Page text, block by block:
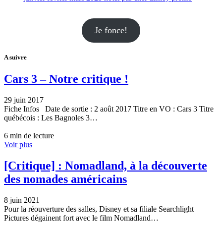
Je fonce!
A suivre
Cars 3 – Notre critique !
29 juin 2017
Fiche Infos Date de sortie : 2 août 2017 Titre en VO : Cars 3 Titre
québécois : Les Bagnoles 3…
6 min de lecture
Voir plus
[Critique] : Nomadland, à la découverte
des nomades américains
8 juin 2021
Pour la réouverture des salles, Disney et sa filiale Searchlight
Pictures dégainent fort avec le film Nomadland…